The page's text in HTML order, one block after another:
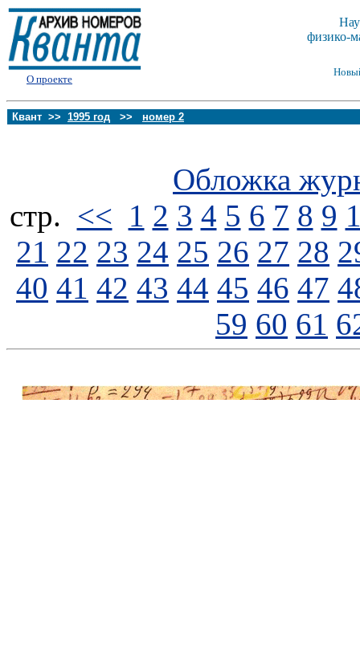
О проекте
физико-
Квант >> 1995 год >> номер 2
Обложка
стp. << 1 2 3 4 5 6 7 8 9
21 22 23 24 25 26 27 28
40 41 42 43 44 45 46 47
59 60 61